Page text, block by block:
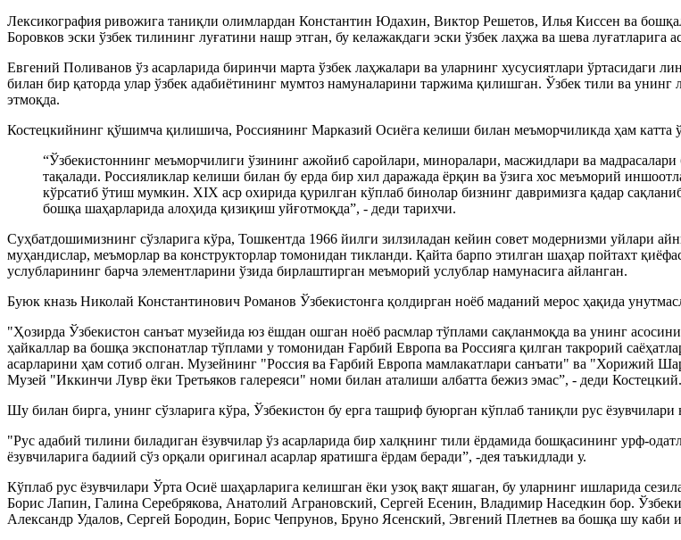
Лексикография ривожига таниқли олимлардан Константин Юдахин, Виктор Решетов, Илья Киссен ва
Боровков эски ўзбек тилининг луғатини нашр этган, бу келажакдаги эски ўзбек лаҳжа ва шева луғатларига
Евгений Поливанов ўз асарларида биринчи марта ўзбек лаҳжалари ва уларнинг хусусиятлари
билан бир қаторда улар ўзбек адабиётининг мумтоз намуналарини таржима қилишган. Ўзбек тили ва
этмоқда.
Костецкийнинг қўшимча қилишича, Россиянинг Марказий Осиёга келиши билан меъморчиликда ҳам катта
“Ўзбекистоннинг меъморчилиги ўзининг ажойиб саройлари, миноралари, масжидлари ва
тақалади. Россияликлар келиши билан бу ерда бир хил даражада ёрқин ва ўзига хос меъморий
кўрсатиб ўтиш мумкин. XIX аср охирида қурилган кўплаб бинолар бизнинг давримизга қадар
бошқа шаҳарларида алоҳида қизиқиш уйғотмоқда”, - деди тарихчи.
Суҳбатдошимизнинг сўзларига кўра, Тошкентда 1966 йилги зилзиладан кейин совет модернизми уйлари
муҳандислар, меъморлар ва конструкторлар томонидан тикланди. Қайта барпо этилган шаҳар пойтахт
услубларининг барча элементларини ўзида бирлаштирган меъморий услублар намунасига айланган.
Буюк кназь Николай Константинович Романов Ўзбекистонга қолдирган ноёб маданий мерос ҳақида
"Ҳозирда Ўзбекистон санъат музейида юз ёшдан ошган ноёб расмлар тўплами сақланмоқда ва унинг
ҳайкаллар ва бошқа экспонатлар тўплами у томонидан Ғарбий Европа ва Россияга қилган такрорий
асарларини ҳам сотиб олган. Музейнинг "Россия ва Ғарбий Европа мамлакатлари санъати" ва "Хорижий
Музей "Иккинчи Лувр ёки Третьяков галереяси" номи билан аталиши албатта бежиз эмас”, - деди Костецкий.
Шу билан бирга, унинг сўзларига кўра, Ўзбекистон бу ерга ташриф буюрган кўплаб таниқли рус ёзувчилари
"Рус адабий тилини биладиган ёзувчилар ўз асарларида бир халқнинг тили ёрдамида бошқасининг урф-
ёзувчиларига бадиий сўз орқали оригинал асарлар яратишга ёрдам беради”, -дея таъкидлади у.
Кўплаб рус ёзувчилари Ўрта Осиё шаҳарларига келишган ёки узоқ вақт яшаган, бу уларнинг ишларида
Борис Лапин, Галина Серебрякова, Анатолий Аграновский, Сергей Есенин, Владимир Наседкин бор.
Александр Удалов, Сергей Бородин, Борис Чепрунов, Бруно Ясенский, Эвгений Плетнев ва бошқа шу каби